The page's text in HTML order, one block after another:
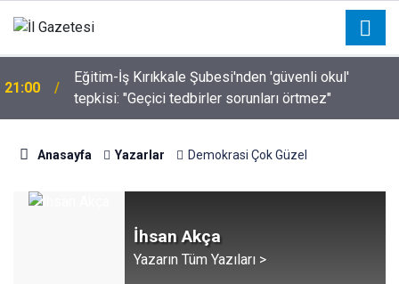
21:00
Eğitim-İş Kırıkkale Şubesi'nden 'güvenli okul'
tepkisi: "Geçici tedbirler sorunları örtmez"
Anasayfa Yazarlar Demokrasi Çok Güzel
İhsan Akça
Yazarın Tüm Yazıları >